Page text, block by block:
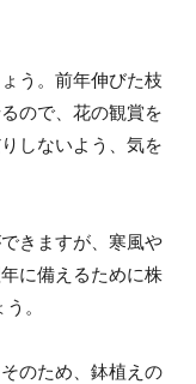
う。前年伸びた枝
ので、花の観賞を
しないよう、気を
きますが、寒風や
に備えるために株
。
のため、鉢植えの